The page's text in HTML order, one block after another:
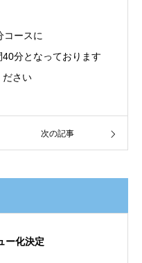
コースに
分となっております
ださい
次の記事
ー化決定